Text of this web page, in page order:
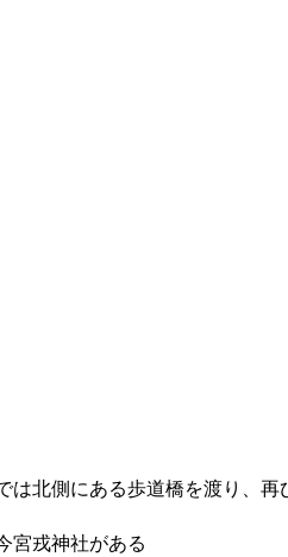
北側にある歩道橋を渡り、再
宮戎神社がある